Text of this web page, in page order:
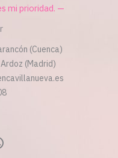
mi prioridad. —
(Cuenca)
(Madrid)